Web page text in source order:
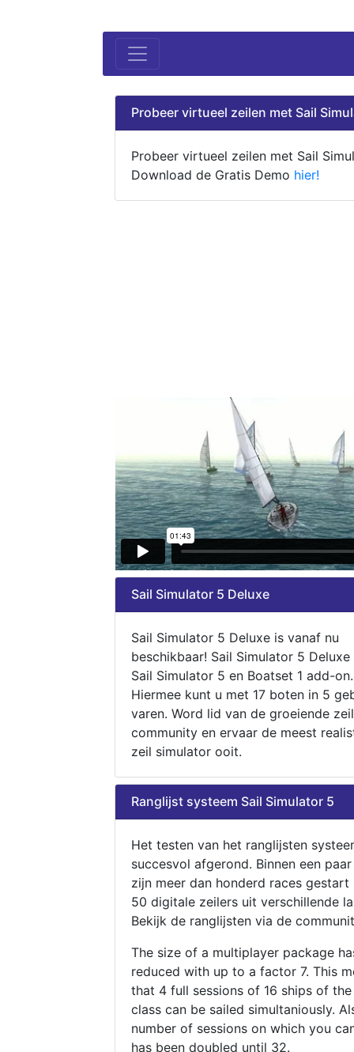
Probeer virtueel zeilen met Sail
Probeer virtueel zeilen met Sail
Download de Gratis Demo hier!
Sail Simulator 5 Deluxe
Sail Simulator 5 Deluxe is vanaf nu
beschikbaar! Sail Simulator 5
Sail Simulator 5 en Boatset 1 add-on.
Hiermee kunt u met 17 boten in 5
varen. Word lid van de groeiende zeil
community en ervaar de meest
zeil simulator ooit.
Ranglijst systeem Sail Simulator 5
Het testen van het ranglijsten
succesvol afgerond. Binnen een
zijn meer dan honderd races gestart
50 digitale zeilers uit verschillende
Bekijk de ranglijsten via de
The size of a multiplayer package
reduced with up to a factor 7. This
that 4 full sessions of 16 ships of
class can be sailed simultaniously.
number of sessions on which you
has been doubled until 32.